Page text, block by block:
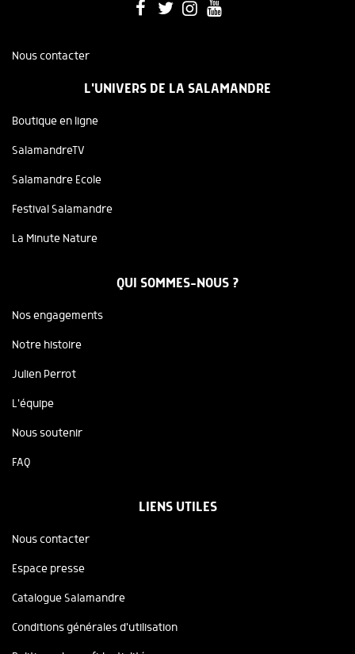
Nous contacter
L'UNIVERS DE LA SALAMANDRE
Boutique en ligne
SalamandreTV
Salamandre Ecole
Festival Salamandre
La Minute Nature
QUI SOMMES-NOUS ?
Nos engagements
Notre histoire
Julien Perrot
L'équipe
Nous soutenir
FAQ
LIENS UTILES
Nous contacter
Espace presse
Catalogue Salamandre
Conditions générales d'utilisation